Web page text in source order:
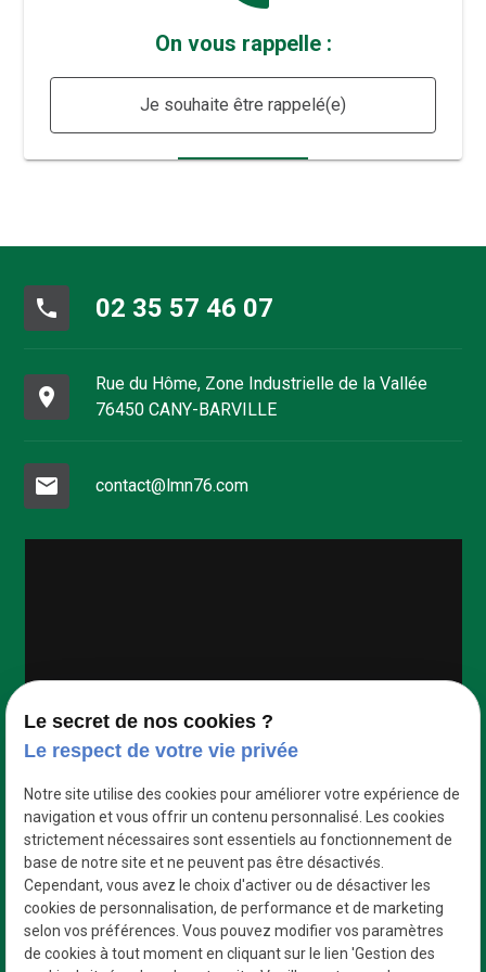
On vous rappelle :
Je souhaite être rappelé(e)
phone 02 35 57 46 07
place
Rue du Hôme, Zone Industrielle de la Vallée
76450 CANY-BARVILLE
mail contact@lmn76.com
Le secret de nos cookies ?
Le respect de votre vie privée
Notre site utilise des cookies pour améliorer votre expérience de
navigation et vous offrir un contenu personnalisé. Les cookies
strictement nécessaires sont essentiels au fonctionnement de
base de notre site et ne peuvent pas être désactivés.
Cependant, vous avez le choix d'activer ou de désactiver les
cookies de personnalisation, de performance et de marketing
selon vos préférences. Vous pouvez modifier vos paramètres
de cookies à tout moment en cliquant sur le lien 'Gestion des